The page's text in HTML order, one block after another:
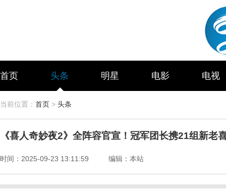
首页 头条 明星 电影 电视
当前位置： 首页 > 头条
《喜人奇妙夜2》全阵容官宣！冠军团长携21组新老
时间： 2025-09-23 13:11:59 编辑： 本站